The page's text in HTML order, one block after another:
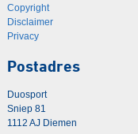
Copyright
Disclaimer
Privacy
Postadres
Duosport
Sniep 81
1112 AJ Diemen